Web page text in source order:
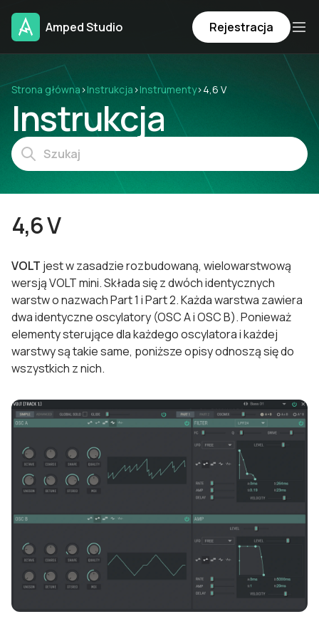
Amped Studio Rejestracja
Strona główna ›Instrukcja ›Instrumenty›4,6 V
Instrukcja
4,6 V
VOLT jest w zasadzie rozbudowaną, wielowarstwową
wersją VOLT mini. Składa się z dwóch identycznych
warstw o nazwach Part 1 i Part 2. Każda warstwa zawiera
dwa identyczne oscylatory (OSC A i OSC B). Ponieważ
elementy sterujące dla każdego oscylatora i każdej
warstwy są takie same, poniższe opisy odnoszą się do
wszystkich z nich.